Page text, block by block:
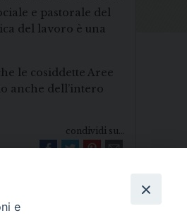
e pastorale del
del lavoro è una
le cosiddette Aree
anche dell’intero
condividi su...
e